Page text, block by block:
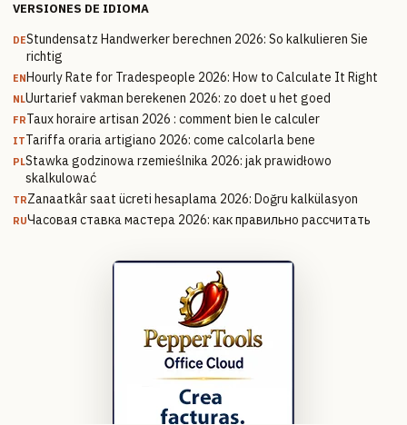
VERSIONES DE IDIOMA
DEStundensatz Handwerker berechnen 2026: So kalkulieren Sie
richtig
EN Hourly Rate for Tradespeople 2026: How to Calculate It Right
NLUurtarief vakman berekenen 2026: zo doet u het goed
FRTaux horaire artisan 2026 : comment bien le calculer
ITTariffa oraria artigiano 2026: come calcolarla bene
PLStawka godzinowa rzemieślnika 2026: jak prawidłowo
skalkulować
TRZanaatkâr saat ücreti hesaplama 2026: Doğru kalkülasyon
RUЧасовая ставка мастера 2026: как правильно рассчитать